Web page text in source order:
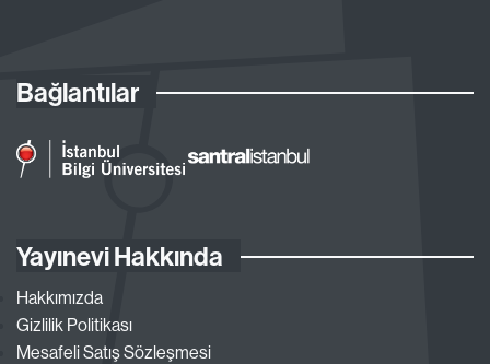
Bağlantılar
Yayınevi Hakkında
Hakkımızda
Gizlilik Politikası
Mesafeli Satış Sözleşmesi